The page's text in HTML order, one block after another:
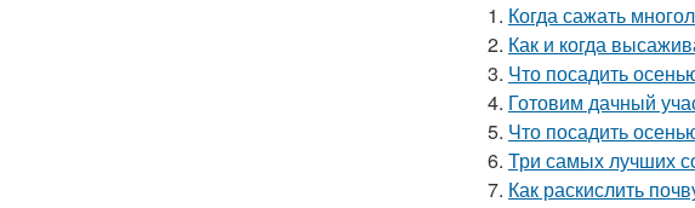
1. Когда сажать
2. Как и когда
3. Что посадить
4. Готовим дачный
5. Что посадить
6. Три самых лучших
7. Как раскислить